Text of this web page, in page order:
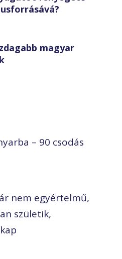
magyar
– 90 csodás
nem egyértelmű,
születik,